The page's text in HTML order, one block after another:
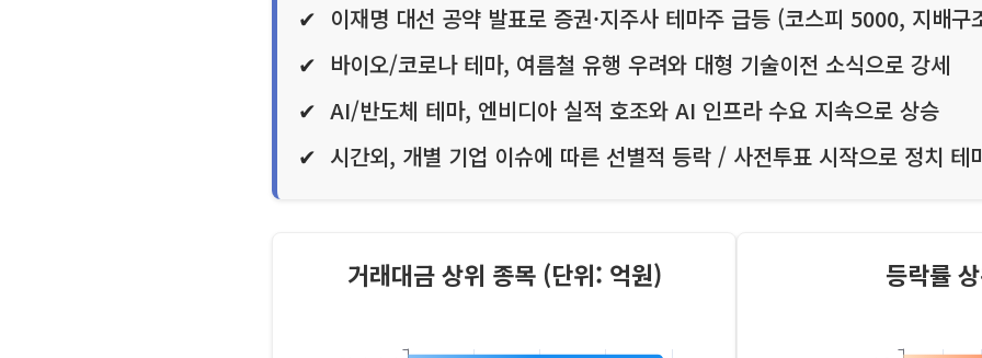
이재명 대선 공약 발표로 증권·지주사 테마주 급등 (코스피 5000, 지배구
바이오/코로나 테마, 여름철 유행 우려와 대형 기술이전 소식으로 강세
AI/반도체 테마, 엔비디아 실적 호조와 AI 인프라 수요 지속으로 상승
시간외, 개별 기업 이슈에 따른 선별적 등락 / 사전투표 시작으로 정치 테
거래대금 상위 종목 (단위: 억원) 등락률